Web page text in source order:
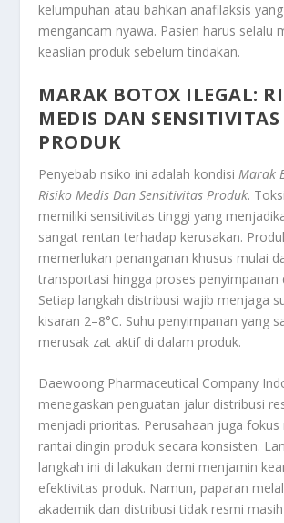
kelumpuhan atau bahkan anafilaksis yang
mengancam nyawa. Pasien harus selalu
keaslian produk sebelum tindakan.
MARAK BOTOX ILEGAL:
MEDIS DAN SENSITIVITAS
PRODUK
Penyebab risiko ini adalah kondisiMarak
Risiko Medis Dan Sensitivitas Produk.
memiliki sensitivitas tinggi yang
sangat rentan terhadap kerusakan.
memerlukan penanganan khusus mulai
transportasi hingga proses penyimpanan
Setiap langkah distribusi wajib menjaga
kisaran 2–8°C. Suhu penyimpanan yang
merusak zat aktif di dalam produk.
Daewoong Pharmaceutical Company
menegaskan penguatan jalur distribusi
menjadi prioritas. Perusahaan juga fokus
rantai dingin produk secara konsisten.
langkah ini di lakukan demi menjamin
efektivitas produk. Namun, paparan
akademik dan distribusi tidak resmi